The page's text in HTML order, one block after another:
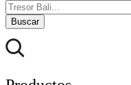
Buscar